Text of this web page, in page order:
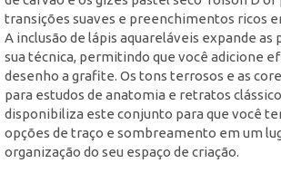
transições suaves e preenchimentos ricos
A inclusão de lápis aquareláveis expande as
sua técnica, permitindo que você adicione
desenho a grafite. Os tons terrosos e as
para estudos de anatomia e retratos
disponibiliza este conjunto para que você
opções de traço e sombreamento em um
organização do seu espaço de criação.